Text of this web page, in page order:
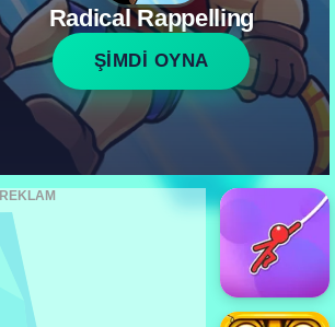
Radical Rappelling
ŞİMDİ OYNA
REKLAM